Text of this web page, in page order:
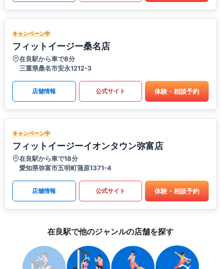
キャンペーン中
フィットイージー桑名店
在良駅から車で8分
三重県桑名市安永1212-3
店舗情報 公式サイト 体験・相談予約
キャンペーン中
フィットイージーイオンタウン弥富店
在良駅から車で18分
愛知県弥富市五明町蒲原1371-4
店舗情報 公式サイト 体験・相談予約
在良駅で他のジャンルの店舗を探す